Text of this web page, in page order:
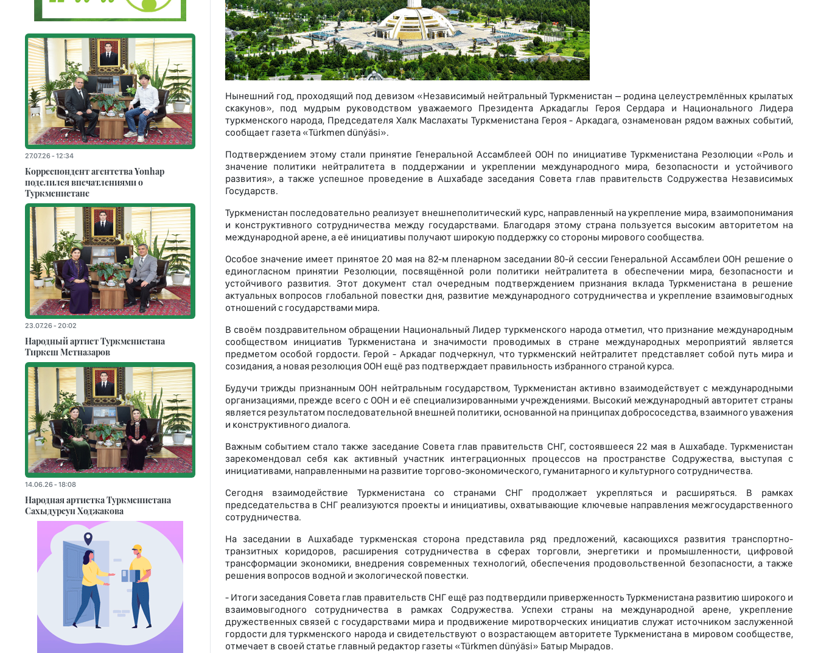
Нынешний год, проходящий под девизом «Независимый нейтральный Туркменистан – родина целеустремлённых крылатых
скакунов», под мудрым руководством уважаемого Президента Аркадаглы Героя Сердара и Национального Лидера
туркменского народа, Председателя Халк Маслахаты Туркменистана Героя - Аркадага, ознаменован рядом важных событий,
сообщает газета «Türkmen dünýäsi».
Подтверждением этому стали принятие Генеральной Ассамблеей ООН по инициативе Туркменистана Резолюции «Роль и
значение политики нейтралитета в поддержании и укреплении международного мира, безопасности и устойчивого
развития», а также успешное проведение в Ашхабаде заседания Совета глав правительств Содружества Независимых
Государств.
Туркменистан последовательно реализует внешнеполитический курс, направленный на укрепление мира, взаимопонимания
и конструктивного сотрудничества между государствами. Благодаря этому страна пользуется высоким авторитетом на
международной арене, а её инициативы получают широкую поддержку со стороны мирового сообщества.
Особое значение имеет принятое 20 мая на 82-м пленарном заседании 80-й сессии Генеральной Ассамблеи ООН решение о
единогласном принятии Резолюции, посвящённой роли политики нейтралитета в обеспечении мира, безопасности и
устойчивого развития. Этот документ стал очередным подтверждением признания вклада Туркменистана в решение
актуальных вопросов глобальной повестки дня, развитие международного сотрудничества и укрепление взаимовыгодных
отношений с государствами мира.
В своём поздравительном обращении Национальный Лидер туркменского народа отметил, что признание международным
сообществом инициатив Туркменистана и значимости проводимых в стране международных мероприятий является
предметом особой гордости. Герой - Аркадаг подчеркнул, что туркменский нейтралитет представляет собой путь мира и
созидания, а новая резолюция ООН ещё раз подтверждает правильность избранного страной курса.
Будучи трижды признанным ООН нейтральным государством, Туркменистан активно взаимодействует с международными
организациями, прежде всего с ООН и её специализированными учреждениями. Высокий международный авторитет страны
является результатом последовательной внешней политики, основанной на принципах добрососедства, взаимного уважения
и конструктивного диалога.
Важным событием стало также заседание Совета глав правительств СНГ, состоявшееся 22 мая в Ашхабаде. Туркменистан
зарекомендовал себя как активный участник интеграционных процессов на пространстве Содружества, выступая с
инициативами, направленными на развитие торгово-экономического, гуманитарного и культурного сотрудничества.
Сегодня взаимодействие Туркменистана со странами СНГ продолжает укрепляться и расширяться. В рамках
председательства в СНГ реализуются проекты и инициативы, охватывающие ключевые направления межгосударственного
сотрудничества.
На заседании в Ашхабаде туркменская сторона представила ряд предложений, касающихся развития транспортно-
транзитных коридоров, расширения сотрудничества в сферах торговли, энергетики и промышленности, цифровой
трансформации экономики, внедрения современных технологий, обеспечения продовольственной безопасности, а также
решения вопросов водной и экологической повестки.
- Итоги заседания Совета глав правительств СНГ ещё раз подтвердили приверженность Туркменистана развитию широкого и
взаимовыгодного сотрудничества в рамках Содружества. Успехи страны на международной арене, укрепление
дружественных связей с государствами мира и продвижение миротворческих инициатив служат источником заслуженной
гордости для туркменского народа и свидетельствуют о возрастающем авторитете Туркменистана в мировом сообществе,
отмечает в своей статье главный редактор газеты «Türkmen dünýäsi» Батыр Мырадов.
27.07.26 - 12:34
Корреспондент агентства Yonhap
поделился впечатлениями о
Туркменистане
23.07.26 - 20:02
Народный артист Туркменистана
Тиркеш Мeтназаров
14.06.26 - 18:08
Народная артистка Туркменистана
Сахыдурсун Ходжакова